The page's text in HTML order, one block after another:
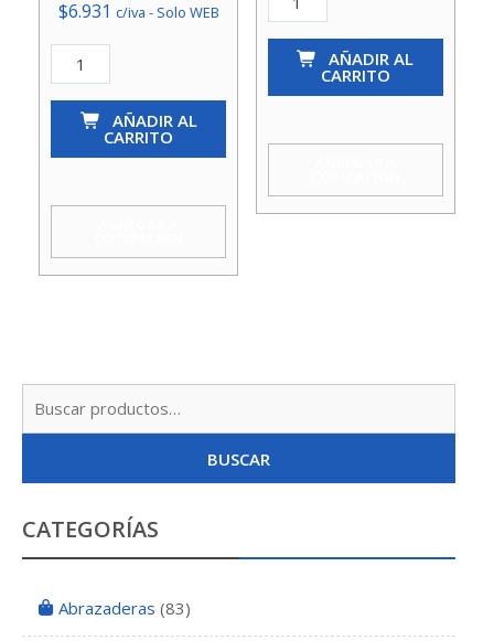
$6.931 c/iva - Solo WEB
Llave
Paso
1/2
(Laton)
AÑADIR AL
CARRITO
Paso
3/4
cantidad
AÑADIR AL
CARRITO
BUSCAR
CATEGORÍAS
Abrazaderas (83)